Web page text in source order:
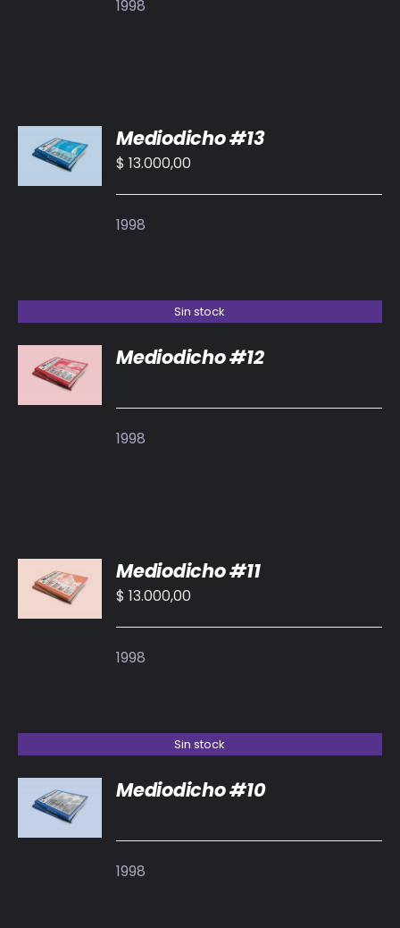
1998
AL
CARRITO
/
Mediodicho #13
$ 13.000,00
1998
Sin stock
DETALLES
Mediodicho #12
1998
AL
CARRITO
/
Mediodicho #11
$ 13.000,00
1998
Sin stock
DETALLES
Mediodicho #10
1998